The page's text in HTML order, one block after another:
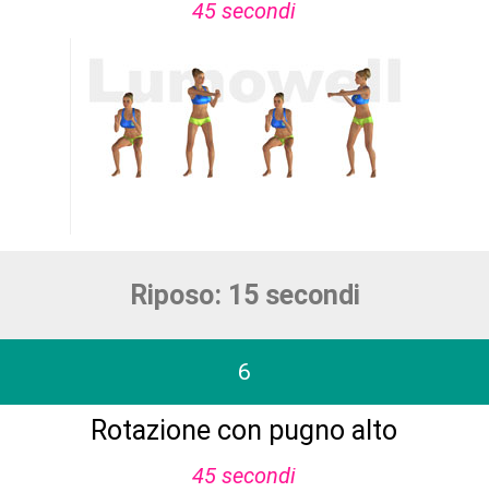
45 secondi
Riposo: 15 secondi
6
Rotazione con pugno alto
45 secondi